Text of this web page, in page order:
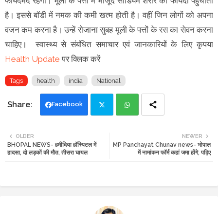
है। इससे बॉडी में नमक की कमी खत्म होती है। वहीं जिन लोगों को अपना
वजन कम करना है। उन्हें रोजाना सुबह मूली के पत्तों के रस का सेवन करना
चाहिए। स्वास्थ्य से संबंधित समाचार एवं जानकारियों के लिए कृपया
Health Update पर क्लिक करें
Tags health india National
Facebook
ats
NEWER
MP Panchayat Chunav news- भोपाल
में नामांकन फॉर्म कहां जमा होंगे, पढ़िए
OLDER
BHOPAL NEWS- हमीदिया हॉस्पिटल में
हादसा, दो लड़कों की मौत, तीसरा घायल